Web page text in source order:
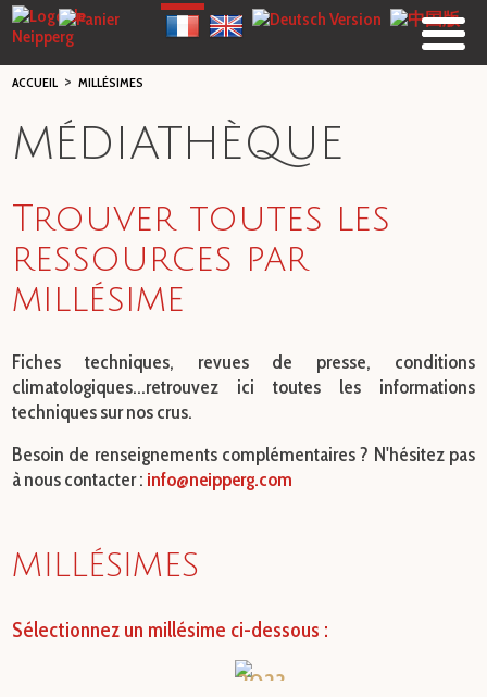
ACCUEIL >MILLÉSIMES
MÉDIATHÈQUE
Trouver toutes les
ressources par
millésime
Fiches techniques, revues de presse, conditions
climatologiques...retrouvez ici toutes les informations
techniques sur nos crus.
Besoin de renseignements complémentaires ? N'hésitez pas
à nous contacter : info@neipperg.com
MILLÉSIMES
Sélectionnez un millésime ci-dessous :
2023